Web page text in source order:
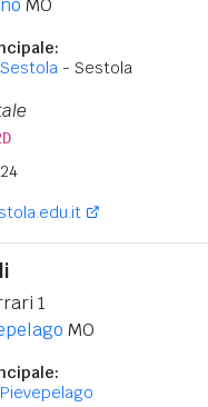
MO
Sestola - Sestola
1
MO
Pievepelago